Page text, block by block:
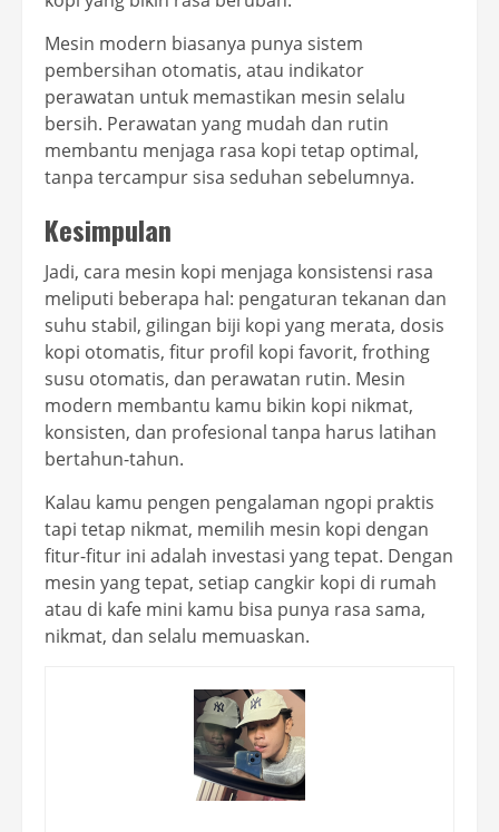
Mesin modern biasanya punya sistem
pembersihan otomatis, atau indikator
perawatan untuk memastikan mesin selalu
bersih. Perawatan yang mudah dan rutin
membantu menjaga rasa kopi tetap optimal,
tanpa tercampur sisa seduhan sebelumnya.
Kesimpulan
Jadi, cara mesin kopi menjaga konsistensi rasa
meliputi beberapa hal: pengaturan tekanan dan
suhu stabil, gilingan biji kopi yang merata, dosis
kopi otomatis, fitur profil kopi favorit, frothing
susu otomatis, dan perawatan rutin. Mesin
modern membantu kamu bikin kopi nikmat,
konsisten, dan profesional tanpa harus latihan
bertahun-tahun.
Kalau kamu pengen pengalaman ngopi praktis
tapi tetap nikmat, memilih mesin kopi dengan
fitur-fitur ini adalah investasi yang tepat. Dengan
mesin yang tepat, setiap cangkir kopi di rumah
atau di kafe mini kamu bisa punya rasa sama,
nikmat, dan selalu memuaskan.